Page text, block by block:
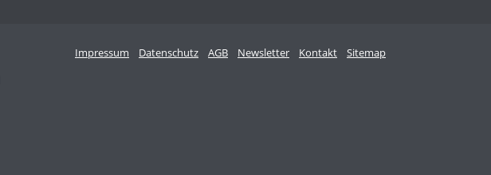
Impressum Datenschutz AGB Newsletter Kontakt Sitemap